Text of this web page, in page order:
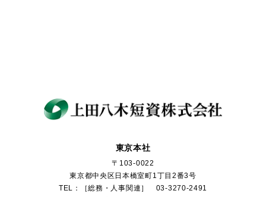
東京本社
〒103-0022
東京都中央区日本橋室町1丁目2番3号
TEL：［総務・人事関連］ 03-3270-2491